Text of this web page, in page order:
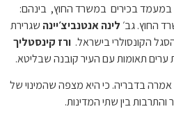
בכירים במשרד החוץ, בינהם:
גב׳לינה אנטנביצ׳יינהשגרירת
בישראל.ורז קינסטליך
תאומות עם העיר קובנה שבליטא.
כי היא מצפה שהמינוי של
בין שתי המדינות.